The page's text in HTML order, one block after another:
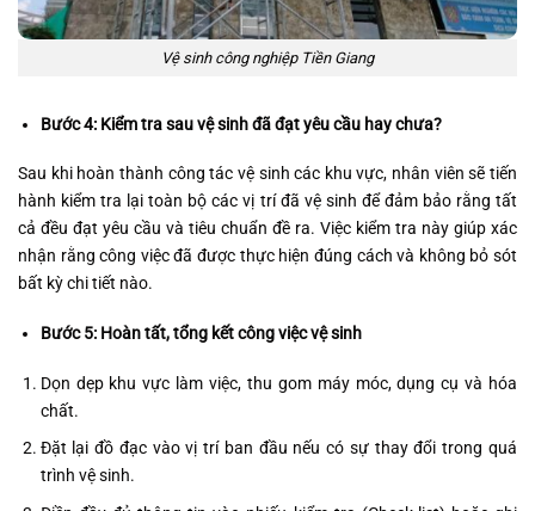
Vệ sinh công nghiệp Tiền Giang
Bước 4: Kiểm tra sau vệ sinh đã đạt yêu cầu hay chưa?
Sau khi hoàn thành công tác vệ sinh các khu vực, nhân viên sẽ tiến
hành kiểm tra lại toàn bộ các vị trí đã vệ sinh để đảm bảo rằng tất
cả đều đạt yêu cầu và tiêu chuẩn đề ra. Việc kiểm tra này giúp xác
nhận rằng công việc đã được thực hiện đúng cách và không bỏ sót
bất kỳ chi tiết nào.
Bước 5: Hoàn tất, tổng kết công việc vệ sinh
Dọn dẹp khu vực làm việc, thu gom máy móc, dụng cụ và hóa
chất.
Đặt lại đồ đạc vào vị trí ban đầu nếu có sự thay đổi trong quá
trình vệ sinh.